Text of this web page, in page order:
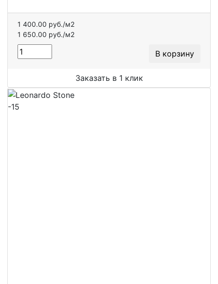
1 400.00 руб./м2
1 650.00 руб./м2
В корзину
Заказать в 1 клик
-15